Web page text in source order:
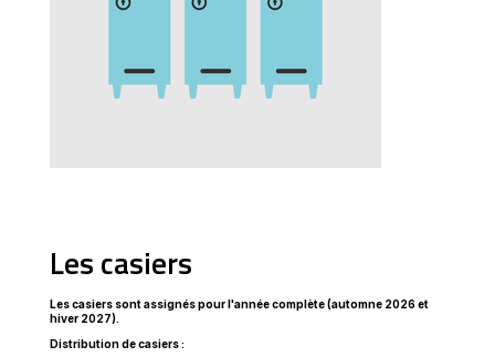
Les casiers
Les casiers sont assignés pour l'année complète (automne 2026 et
hiver 2027).
Distribution de casiers :